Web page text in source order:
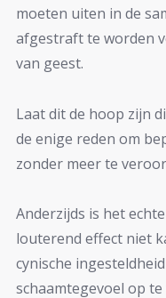
moeten uiten in de
afgestraft te worden
van geest.
Laat dit de hoop zijn
de enige reden om
zonder meer te
Anderzijds is het
louterend effect niet
cynische
schaamtegevoel op